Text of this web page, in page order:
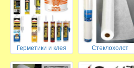
Герметики и клея Стеклохолст